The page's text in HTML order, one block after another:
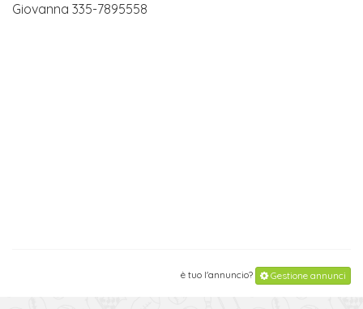
Giovanna 335-7895558
è tuo l'annuncio? Gestione annunci